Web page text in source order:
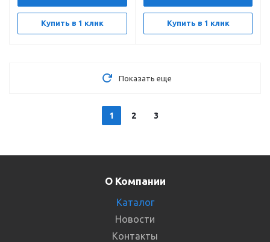
Купить в 1 клик Купить в 1 клик
Показать еще
1 2 3
О Компании
Каталог
Новости
Контакты